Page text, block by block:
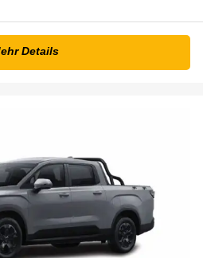
Details